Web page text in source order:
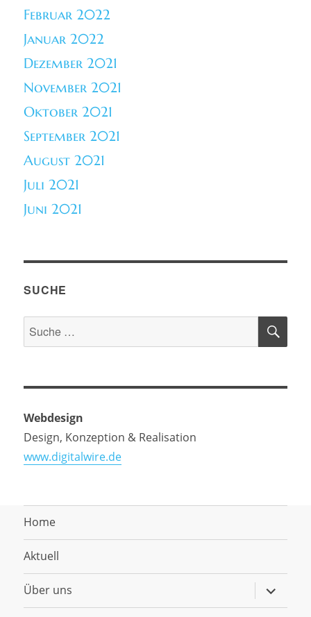
Februar 2022
Januar 2022
Dezember 2021
November 2021
Oktober 2021
September 2021
August 2021
Juli 2021
Juni 2021
SUCHE
Suche
nach:
Webdesign
Design, Konzeption & Realisation
www.digitalwire.de
Home
Aktuell
Über uns anzeigen